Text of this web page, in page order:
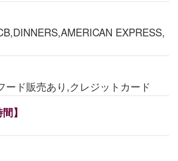
EXPRESS,
ード販売あり,クレジットカード
】